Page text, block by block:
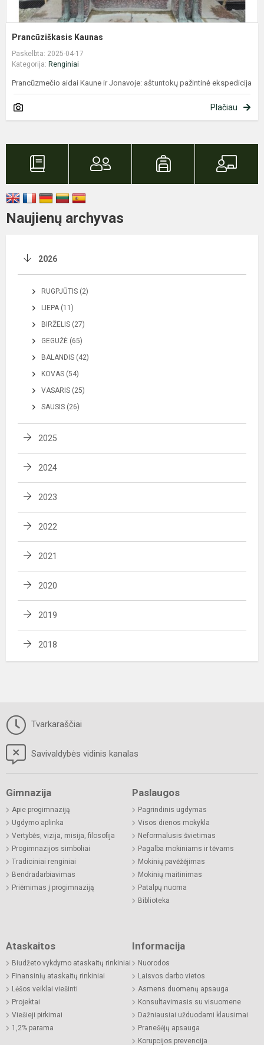
Prancūziškasis Kaunas
Paskelbta: 2025-04-17
Kategorija: Renginiai
Prancūzmečio aidai Kaune ir Jonavoje: aštuntokų pažintinė ekspedicija
Plačiau
Naujienų archyvas
2026
RUGPJŪTIS (2)
LIEPA (11)
BIRŽELIS (27)
GEGUŽĖ (65)
BALANDIS (42)
KOVAS (54)
VASARIS (25)
SAUSIS (26)
2025
2024
2023
2022
2021
2020
2019
2018
Tvarkaraščiai
Savivaldybės vidinis kanalas
Gimnazija
Apie progimnaziją
Ugdymo aplinka
Vertybės, vizija, misija, filosofija
Progimnazijos simboliai
Tradiciniai renginiai
Bendradarbiavimas
Priėmimas į progimnaziją
Paslaugos
Pagrindinis ugdymas
Visos dienos mokykla
Neformalusis švietimas
Pagalba mokiniams ir tėvams
Mokinių pavėžėjimas
Mokinių maitinimas
Patalpų nuoma
Biblioteka
Ataskaitos
Biudžeto vykdymo ataskaitų rinkiniai
Finansinių ataskaitų rinkiniai
Lėšos veiklai viešinti
Projektai
Viešieji pirkimai
1,2% parama
Informacija
Nuorodos
Laisvos darbo vietos
Asmens duomenų apsauga
Konsultavimasis su visuomene
Dažniausiai užduodami klausimai
Pranešėjų apsauga
Korupcijos prevencija